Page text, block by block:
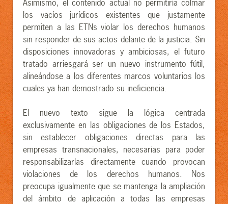
Asimismo, el contenido actual no permitiría colmar
los vacíos jurídicos existentes que justamente
permiten a las ETNs violar los derechos humanos
sin responder de sus actos delante de la justicia. Sin
disposiciones innovadoras y ambiciosas, el futuro
tratado arriesgará ser un nuevo instrumento fútil,
alineándose a los diferentes marcos voluntarios los
cuales ya han demostrado su ineficiencia.
El nuevo texto sigue la lógica centrada
exclusivamente en las obligaciones de los Estados,
sin establecer obligaciones directas para las
empresas transnacionales, necesarias para poder
responsabilizarlas directamente cuando provocan
violaciones de los derechos humanos. Nos
preocupa igualmente que se mantenga la ampliación
del ámbito de aplicación a todas las empresas